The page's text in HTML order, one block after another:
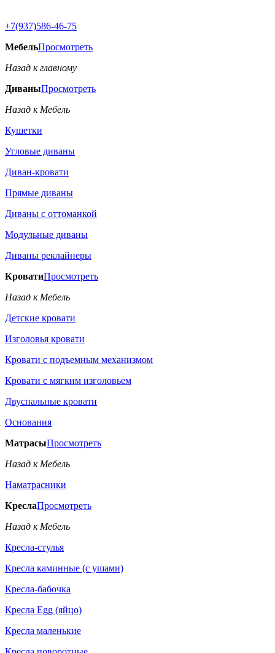
+7(937)586-46-75
МебельПросмотреть
Назад к главному
ДиваныПросмотреть
Назад к Мебель
Кушетки
Угловые диваны
Диван-кровати
Прямые диваны
Диваны с оттоманкой
Модульные диваны
Диваны реклайнеры
КроватиПросмотреть
Назад к Мебель
Детские кровати
Изголовья кровати
Кровати с подъемным механизмом
Кровати с мягким изголовьем
Двуспальные кровати
Основания
МатрасыПросмотреть
Назад к Мебель
Наматрасники
КреслаПросмотреть
Назад к Мебель
Кресла-стулья
Кресла каминные (с ушами)
Кресла-бабочка
Кресла Egg (яйцо)
Кресла маленькие